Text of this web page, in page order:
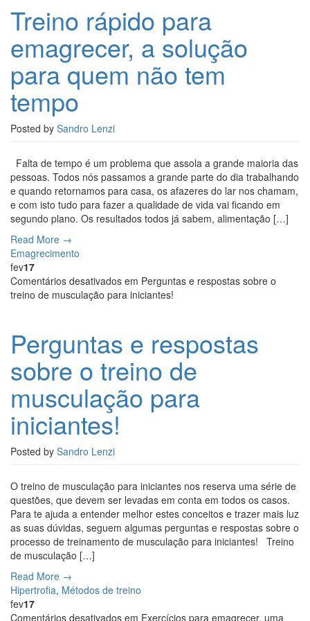
Treino rápido para
emagrecer, a solução
para quem não tem
tempo
Posted by Sandro Lenzi
Falta de tempo é um problema que assola a grande maioria das
pessoas. Todos nós passamos a grande parte do dia trabalhando
e quando retornamos para casa, os afazeres do lar nos chamam,
e com isto tudo para fazer a qualidade de vida vai ficando em
segundo plano. Os resultados todos já sabem, alimentação […]
Read More →
Emagrecimento
fev17
Comentários desativados em Perguntas e respostas sobre o
treino de musculação para iniciantes!
Perguntas e respostas
sobre o treino de
musculação para
iniciantes!
Posted by Sandro Lenzi
O treino de musculação para iniciantes nos reserva uma série de
questões, que devem ser levadas em conta em todos os casos.
Para te ajuda a entender melhor estes conceitos e trazer mais luz
as suas dúvidas, seguem algumas perguntas e respostas sobre o
processo de treinamento de musculação para iniciantes! Treino
de musculação […]
Read More →
Hipertrofia, Métodos de treino
fev17
Comentários desativados em Exercícios para emagrecer, uma